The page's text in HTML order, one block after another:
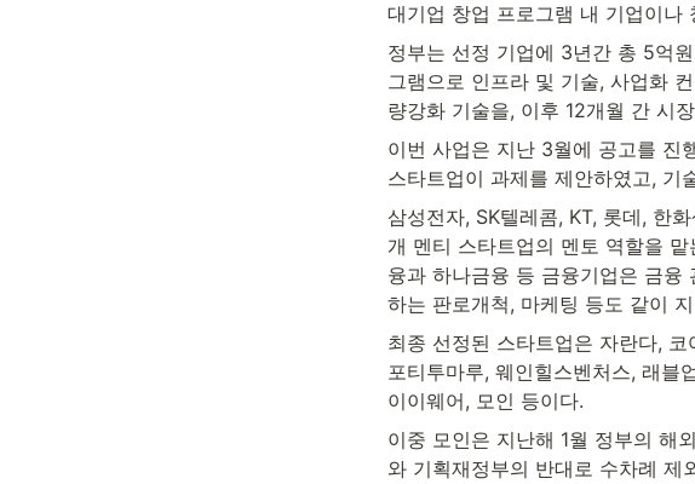
대기업 창업 프로그램 내 기업이나
정부는 선정 기업에 3년간 총 5억
그램으로 인프라 및 기술, 사업화
량강화 기술을, 이후 12개월 간 시
이번 사업은 지난 3월에 공고를
스타트업이 과제를 제안하였고, 기
삼성전자, SK텔레콤, KT, 롯데, 한
개 멘티 스타트업의 멘토 역할을
융과 하나금융 등 금융기업은 금융
하는 판로개척, 마케팅 등도 같이
최종 선정된 스타트업은 자란다,
포티투마루, 웨인힐스벤처스, 래블
이이웨어, 모인 등이다.
이중 모인은 지난해 1월 정부의 해
와 기획재정부의 반대로 수차례 제